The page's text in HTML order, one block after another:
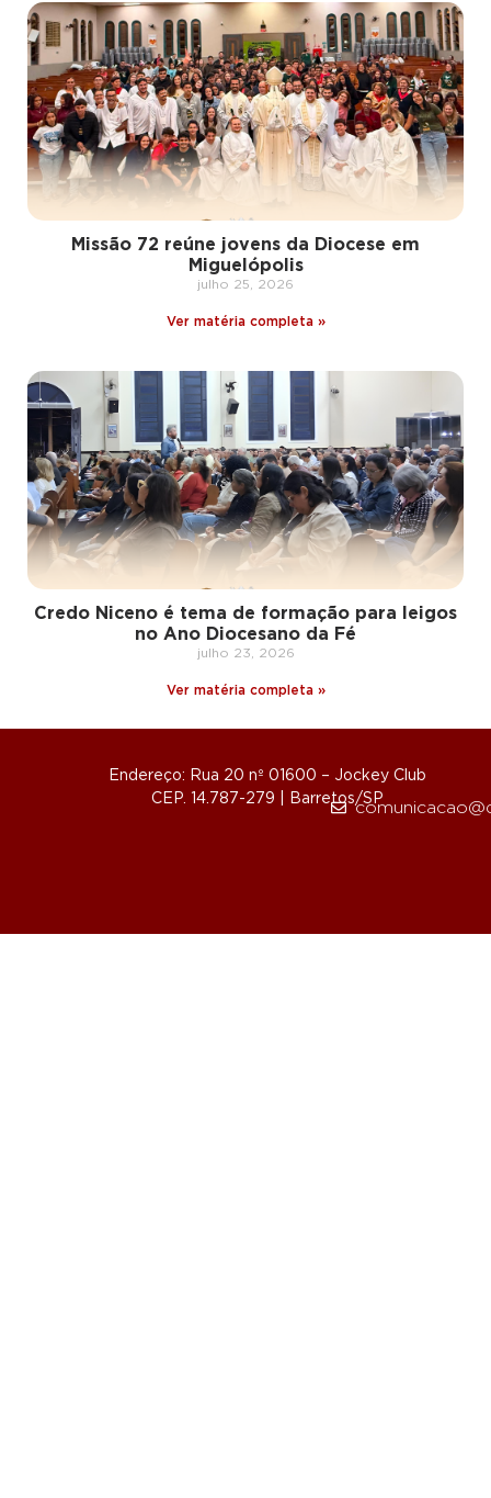
Missão 72 reúne jovens da Diocese em
Miguelópolis
julho 25, 2026
Ver matéria completa »
Credo Niceno é tema de formação para leigos
no Ano Diocesano da Fé
julho 23, 2026
Ver matéria completa »
Endereço: Rua 20 nº 01600 – Jockey Club
CEP. 14.787-279 | Barretos/SP